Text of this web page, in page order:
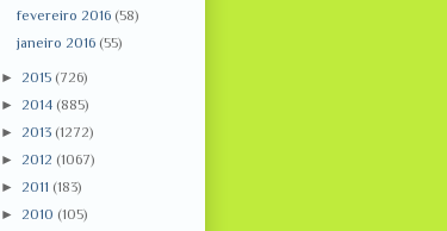
fevereiro 2016 (58)
janeiro 2016 (55)
► 2015 (726)
► 2014 (885)
► 2013 (1272)
► 2012 (1067)
► 2011 (183)
► 2010 (105)